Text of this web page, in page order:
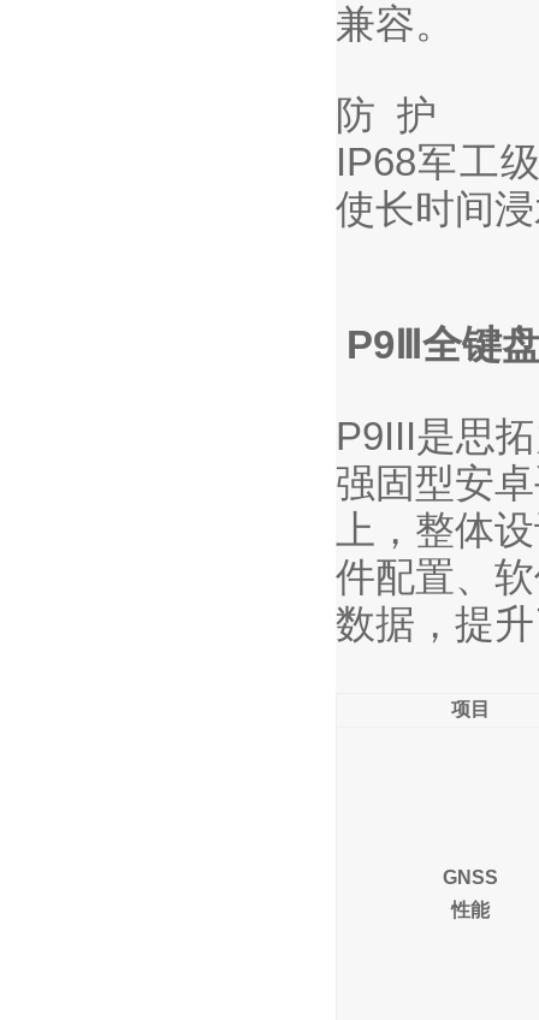
兼容。
防 护
IP68军工
使长时间
P9Ⅲ全键
P9III是思
强固型安
上，整体
件配置、
数据，提
项目
GNSS
性能